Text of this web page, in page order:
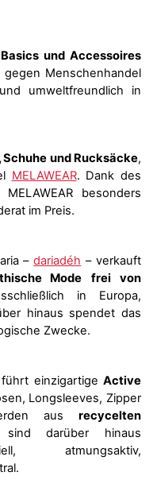
und Accessoires
Menschenhandel
umweltfreundlich in
und Rucksäcke,
MELAWEAR. Dank des
besonders
im Preis.
–dariadéh – verkauft
Mode
frei von
in Europa,
hinaus spendet das
Zwecke.
führt einzigartigeActive
Longsleeves, Zipper
aus recycelten
darüber hinaus
atmungsaktiv,